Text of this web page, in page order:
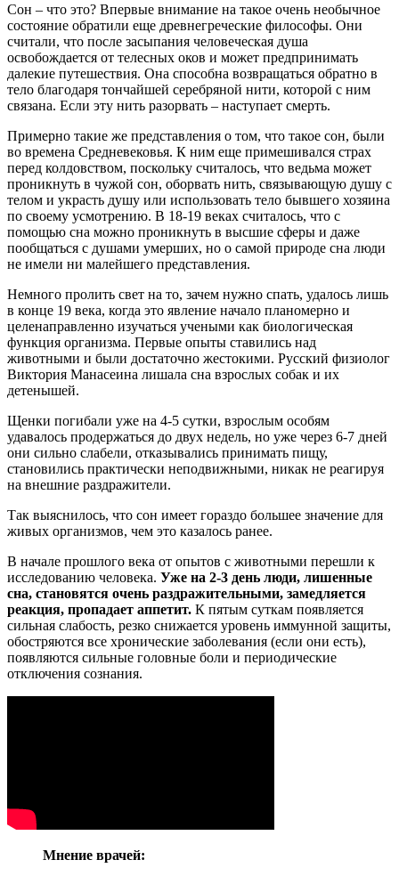
Сон – что это? Впервые внимание на такое очень необычное
состояние обратили еще древнегреческие философы. Они
считали, что после засыпания человеческая душа
освобождается от телесных оков и может предпринимать
далекие путешествия. Она способна возвращаться обратно в
тело благодаря тончайшей серебряной нити, которой с ним
связана. Если эту нить разорвать – наступает смерть.
Примерно такие же представления о том, что такое сон, были
во времена Средневековья. К ним еще примешивался страх
перед колдовством, поскольку считалось, что ведьма может
проникнуть в чужой сон, оборвать нить, связывающую душу с
телом и украсть душу или использовать тело бывшего хозяина
по своему усмотрению. В 18-19 веках считалось, что с
помощью сна можно проникнуть в высшие сферы и даже
пообщаться с душами умерших, но о самой природе сна люди
не имели ни малейшего представления.
Немного пролить свет на то, зачем нужно спать, удалось лишь
в конце 19 века, когда это явление начало планомерно и
целенаправленно изучаться учеными как биологическая
функция организма. Первые опыты ставились над
животными и были достаточно жестокими. Русский физиолог
Виктория Манасеина лишала сна взрослых собак и их
детенышей.
Щенки погибали уже на 4-5 сутки, взрослым особям
удавалось продержаться до двух недель, но уже через 6-7 дней
они сильно слабели, отказывались принимать пищу,
становились практически неподвижными, никак не реагируя
на внешние раздражители.
Так выяснилось, что сон имеет гораздо большее значение для
живых организмов, чем это казалось ранее.
В начале прошлого века от опытов с животными перешли к
исследованию человека. Уже на 2-3 день люди, лишенные
сна, становятся очень раздражительными, замедляется
реакция, пропадает аппетит. К пятым суткам появляется
сильная слабость, резко снижается уровень иммунной защиты,
обостряются все хронические заболевания (если они есть),
появляются сильные головные боли и периодические
отключения сознания.
Мнение врачей: